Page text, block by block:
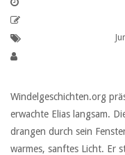
Windelgeschichten.org
erwachte Elias langsam.
drangen durch sein
warmes, sanftes Licht. Er